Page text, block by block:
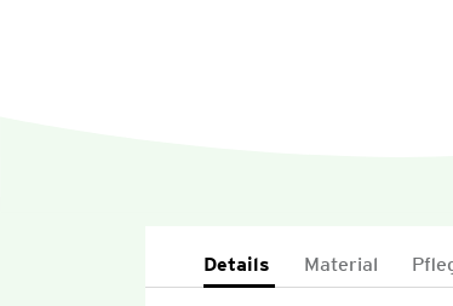
Details Material